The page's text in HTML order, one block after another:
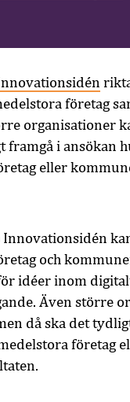
företag
organisationer
framgå i ansökan
eller
och
idéer inom
Även större
då ska det
företag